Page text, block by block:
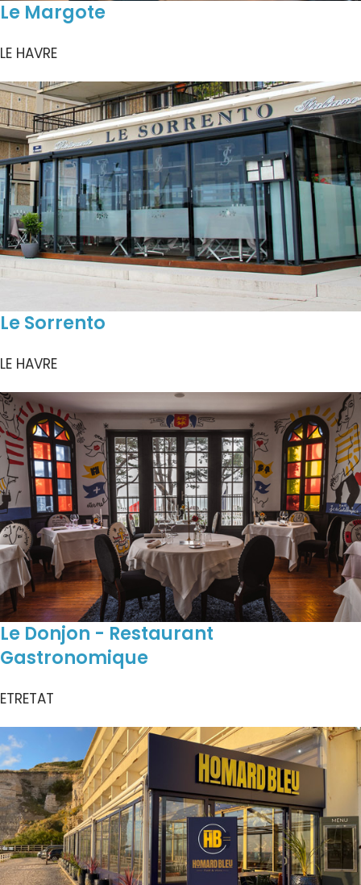
Le Margote
LE HAVRE
Le Sorrento
LE HAVRE
Le Donjon - Restaurant
Gastronomique
ETRETAT